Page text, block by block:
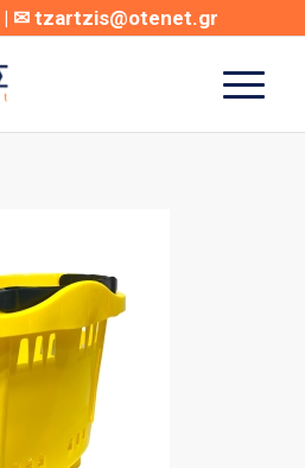
| ✉tzartzis@otenet.gr